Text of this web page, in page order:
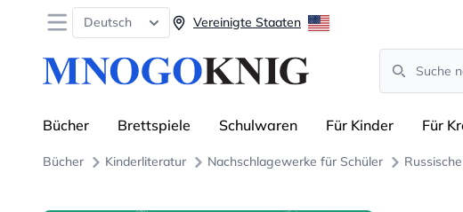
Open menu
Deutsch Vereinigte Staaten
Search
Bücher Brettspiele Schulwaren Für Kinder Für
Bücher Kinderliteratur Nachschlagewerke für Schüler